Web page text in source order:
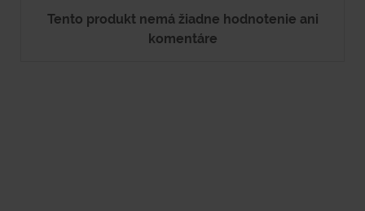
Tento produkt nemá žiadne hodnotenie ani
komentáre